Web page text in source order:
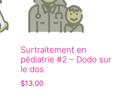
Surtraitement en
pédiatrie #2 – Dodo sur
le dos
$13.00